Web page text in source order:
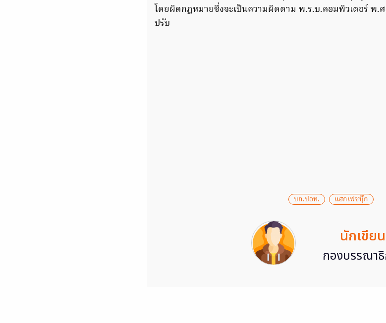
โดยผิดกฎหมายซึ่งจะเป็นความผิดตาม พ.ร.บ.คอมพิวเตอร์ พ.
ปรับ
บก.ปอท. แฮกเฟซบุ๊ก
นักเขียน
กองบรรณา